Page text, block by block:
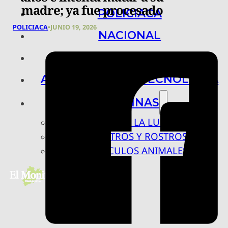
POLICIACA
NACIONAL
ARTE, CIENCIA Y TECNOLOGÍA
COLUMNAS
BAJO LA LUPA
RASTROS Y ROSTROS
VÍNCULOS ANIMALES
madre; ya fue procesado
POLICIACA•JUNIO 19, 2026